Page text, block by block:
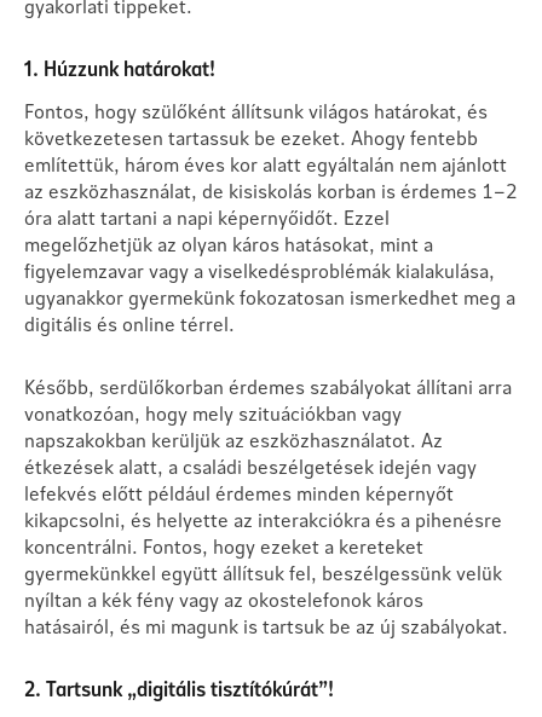
gyakorlati tippeket.
1. Húzzunk határokat!
Fontos, hogy szülőként állítsunk világos határokat, és
következetesen tartassuk be ezeket. Ahogy fentebb
említettük, három éves kor alatt egyáltalán nem ajánlott
az eszközhasználat, de kisiskolás korban is érdemes 1–2
óra alatt tartani a napi képernyőidőt. Ezzel
megelőzhetjük az olyan káros hatásokat, mint a
figyelemzavar vagy a viselkedésproblémák kialakulása,
ugyanakkor gyermekünk fokozatosan ismerkedhet meg a
digitális és online térrel.
Később, serdülőkorban érdemes szabályokat állítani arra
vonatkozóan, hogy mely szituációkban vagy
napszakokban kerüljük az eszközhasználatot. Az
étkezések alatt, a családi beszélgetések idején vagy
lefekvés előtt például érdemes minden képernyőt
kikapcsolni, és helyette az interakciókra és a pihenésre
koncentrálni. Fontos, hogy ezeket a kereteket
gyermekünkkel együtt állítsuk fel, beszélgessünk velük
nyíltan a kék fény vagy az okostelefonok káros
hatásairól, és mi magunk is tartsuk be az új szabályokat.
2. Tartsunk „digitális tisztítókúrát”!